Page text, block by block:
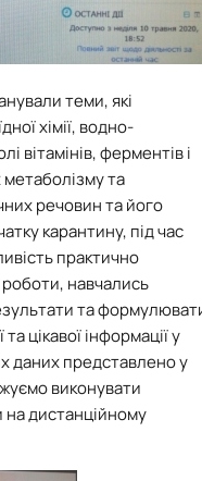
теми, які
хімії, водно-
вітамінів, ферментів і
та
речовин та його
карантину, під час
практично
навчались
та
цікавої інформації у
даних представлено у
виконувати
дистанційному